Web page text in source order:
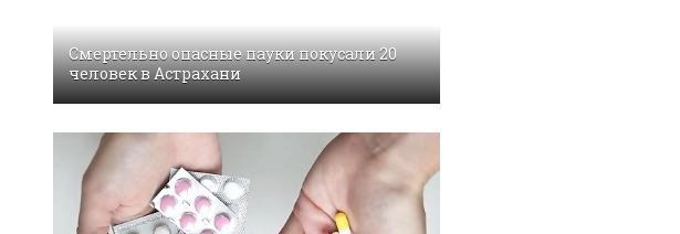
Смертельно опасные пауки покусали 20
человек в Астрахани